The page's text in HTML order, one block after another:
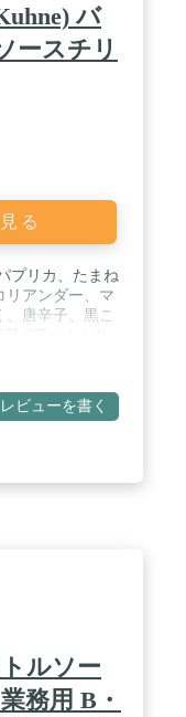
バ
ースチリ
る
プリカ、たまね
リアンダー、マ
唐辛子、黒こ
サイズ(高さx奥
レビューを書く
ルソー
務用 B・